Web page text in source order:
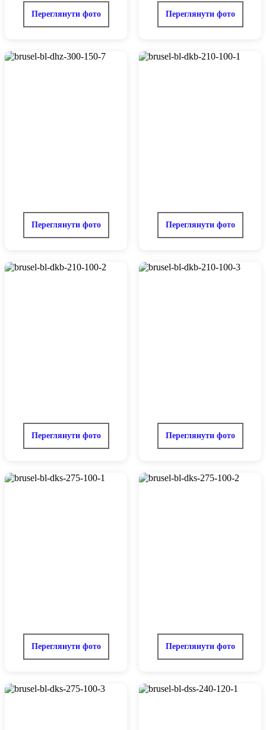
Переглянути фото Переглянути фото
Переглянути фото Переглянути фото
Переглянути фото Переглянути фото
Переглянути фото Переглянути фото